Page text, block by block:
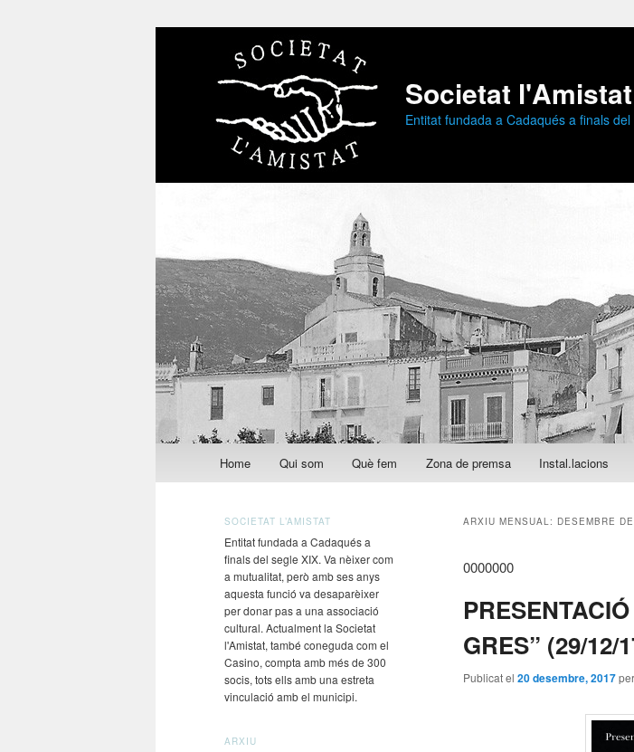
Societat
Entitat fundada a Cadaqués a finals
Aneu al contingut principal
Aneu al contingut secundari
Home Qui som Què fem Zona de premsa Instal.lacions
ARXIU MENSUAL: DESEMBRE
0000000
GRES” (29/12/
Publicat el 20 desembre, 2017per
SOCIETAT L’AMISTAT
Entitat fundada a Cadaqués a
finals del segle XIX. Va nèixer com
a mutualitat, però amb ses anys
aquesta funció va desaparèixer
per donar pas a una associació
cultural. Actualment la Societat
l'Amistat, també coneguda com el
Casino, compta amb més de 300
socis, tots ells amb una estreta
vinculació amb el municipi.
ARXIU